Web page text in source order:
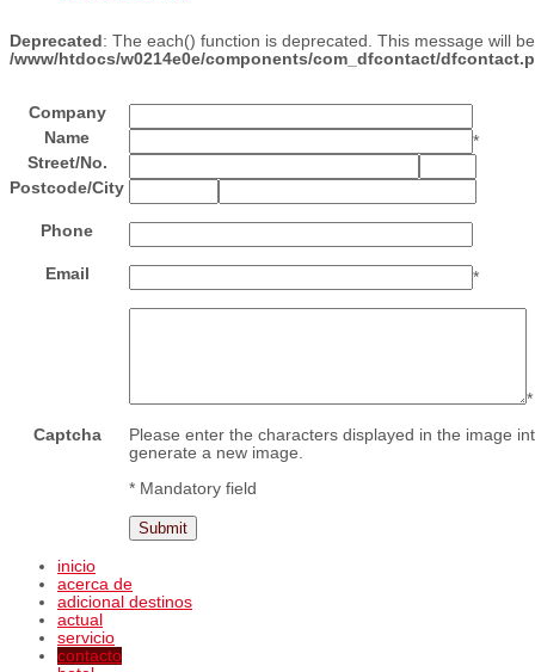
Deprecated : The each() function is deprecated. This message will
/www/htdocs/w0214e0e/components/com_dfcontact/
Company
Name
*
Street/No.
Postcode/City
Phone
Email *
*
Captcha
Please enter the characters displayed in the image
generate a new image.
* Mandatory field
inicio
acerca de
adicional destinos
actual
servicio
contacto